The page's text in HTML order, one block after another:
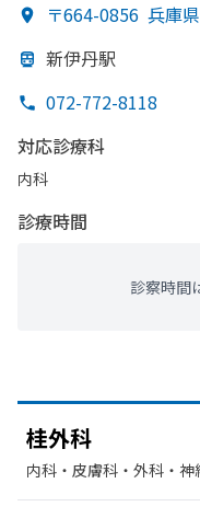
〒664-0856 兵庫
新伊丹駅
072-772-8118
対応診療科
内科
診療時間
診察時間
桂外科
内科・​皮膚科・​外科・​